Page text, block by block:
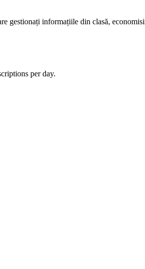
gestionați informațiile din clasă,
per day.